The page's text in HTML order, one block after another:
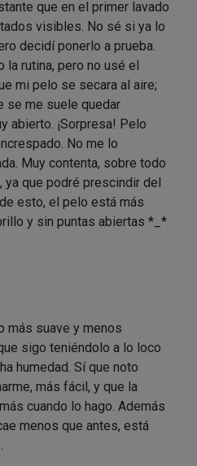
que en el primer lavado
visibles. No sé si ya lo
decidí ponerlo a prueba.
la rutina, pero no usé el
mi pelo se secara al aire;
se me suele quedar
abierto. ¡Sorpresa! Pelo
No me lo
Muy contenta, sobre todo
ya que podré prescindir del
esto, el pelo está más
y sin puntas abiertas *_*
más suave y menos
sigo teniéndolo a lo loco
humedad. Sí que noto
más fácil, y que la
cuando lo hago. Además
menos que antes, está